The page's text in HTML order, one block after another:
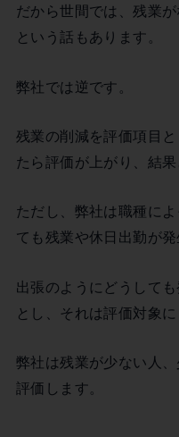
だから世間では、残業
という話もあります。
弊社では逆です。
残業の削減を評価項目
たら評価が上がり、結
ただし、弊社は職種に
ても残業や休日出勤が
出張のようにどうして
とし、それは評価対象に
弊社は残業が少ない人
評価します。